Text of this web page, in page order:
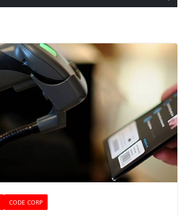
CODE CORP